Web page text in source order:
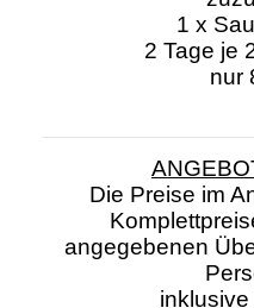
1 x
2 Tage je
nur
Die Preise im
angegebenen